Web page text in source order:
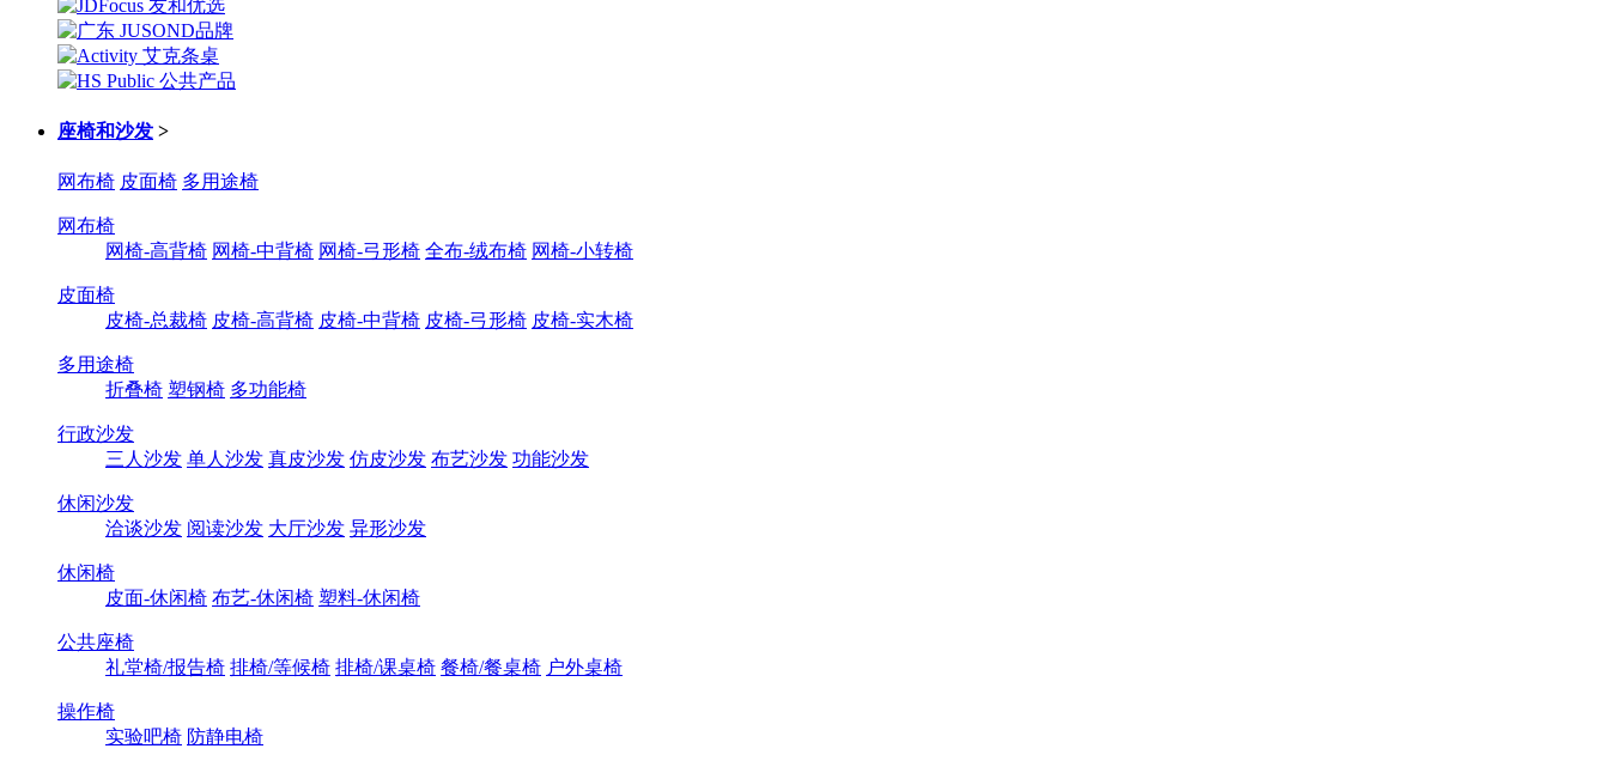
座椅和沙发 >
网布椅 皮面椅 多用途椅
网布椅
网椅-高背椅 网椅-中背椅 网椅-弓形椅 全布-绒布椅 网椅-小转椅
皮面椅
皮椅-总裁椅 皮椅-高背椅 皮椅-中背椅 皮椅-弓形椅 皮椅-实木椅
多用途椅
折叠椅 塑钢椅 多功能椅
行政沙发
三人沙发 单人沙发 真皮沙发 仿皮沙发 布艺沙发 功能沙发
休闲沙发
洽谈沙发 阅读沙发 大厅沙发 异形沙发
休闲椅
皮面-休闲椅 布艺-休闲椅 塑料-休闲椅
公共座椅
礼堂椅/报告椅 排椅/等候椅 排椅/课桌椅 餐椅/餐桌椅 户外桌椅
操作椅
实验吧椅 防静电椅